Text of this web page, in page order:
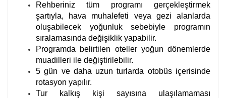
Rehberiniz tüm programı gerçekleştirmek
şartıyla, hava muhalefeti veya gezi alanlarda
oluşabilecek yoğunluk sebebiyle programın
sıralamasında değişiklik yapabilir.
Programda belirtilen oteller yoğun dönemlerde
muadilleri ile değiştirilebilir.
5 gün ve daha uzun turlarda otobüs içerisinde
rotasyon yapılır.
Tur kalkış kişi sayısına ulaşılamaması